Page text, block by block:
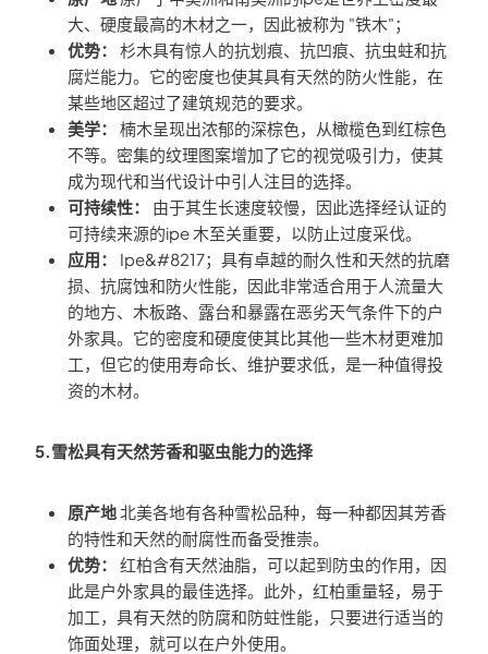
大、硬度最高的木材之一，因此被称为 "铁木"；
优势：
杉木具有惊人的抗划痕、抗凹痕、抗虫蛀和抗
腐烂能力。它的密度也使其具有天然的防火性能，在
某些地区超过了建筑规范的要求。
美学：
楠木呈现出浓郁的深棕色，从橄榄色到红棕色
不等。密集的纹理图案增加了它的视觉吸引力，使其
成为现代和当代设计中引人注目的选择。
可持续性：
由于其生长速度较慢，因此选择经认证的
可持续来源的ipe 木至关重要，以防止过度采伐。
应用：
Ipe&#8217；具有卓越的耐久性和天然的抗磨
损、抗腐蚀和防火性能，因此非常适合用于人流量大
的地方、木板路、露台和暴露在恶劣天气条件下的户
外家具。它的密度和硬度使其比其他一些木材更难加
工，但它的使用寿命长、维护要求低，是一种值得投
资的木材。
5.雪松具有天然芳香和驱虫能力的选择
原产地 北美各地有各种雪松品种，每一种都因其芳香
的特性和天然的耐腐性而备受推崇。
优势：
红柏含有天然油脂，可以起到防虫的作用，因
此是户外家具的最佳选择。此外，红柏重量轻，易于
加工，具有天然的防腐和防蛀性能，只要进行适当的
饰面处理，就可以在户外使用。